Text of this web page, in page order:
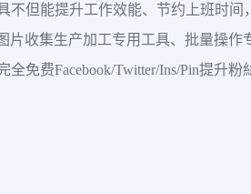
但能提升工作效能、节约上班时间
片收集生产加工专用工具、批量操作
免费Facebook/Twitter/Ins/Pin提升粉